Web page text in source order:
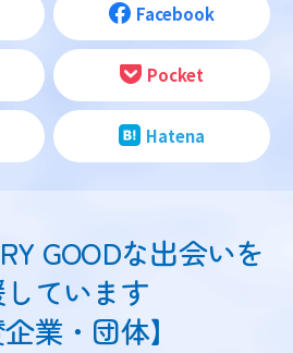
Facebook
Pocket
Hatena
GOODな出会いを
ています
企業・団体】